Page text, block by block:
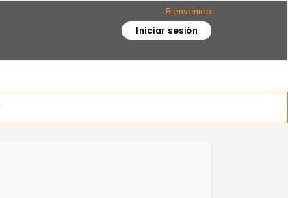
Bienvenido
Iniciar sesión